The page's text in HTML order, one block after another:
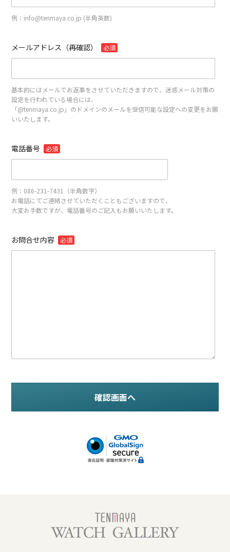
例：info@tenmaya.co.jp (半角英数)
メールアドレス（再確認） 必須
基本的にはメールでお返事をさせていただきますので、迷惑メール対策の
設定を行われている場合には、
「@tenmaya.co.jp」のドメインのメールを受信可能な設定への変更をお願
いいたします。
電話番号 必須
例：086-231-7431（半角数字）
お電話にてご連絡させていただくこともございますので、
大変お手数ですが、電話番号のご記入もお願いいたします。
お問合せ内容 必須